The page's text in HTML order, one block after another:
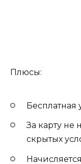
Плюсы:
Бесплатная
За карту не
скрытых